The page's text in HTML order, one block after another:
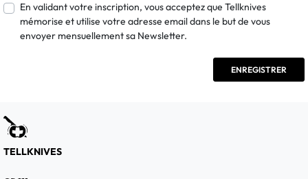
En validant votre inscription, vous acceptez que Tellknives
mémorise et utilise votre adresse email dans le but de vous
envoyer mensuellement sa Newsletter.
TELLKNIVES